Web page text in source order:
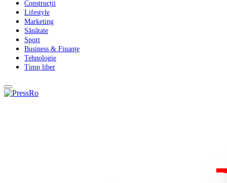
Construcții
Lifestyle
Marketing
Sănătate
Sport
Business & Finanțe
Tehnologie
Timp liber